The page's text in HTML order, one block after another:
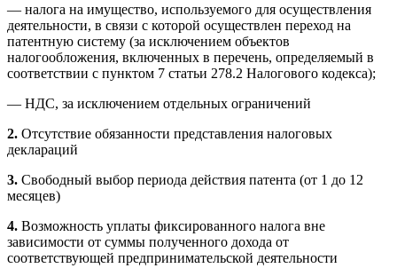
— налога на имущество, используемого для осуществления
деятельности, в связи с которой осуществлен переход на
патентную систему (за исключением объектов
налогообложения, включенных в перечень, определяемый в
соответствии с пунктом 7 статьи 278.2 Налогового кодекса);
— НДС, за исключением отдельных ограничений
2. Отсутствие обязанности представления налоговых
деклараций
3. Свободный выбор периода действия патента (от 1 до 12
месяцев)
4. Возможность уплаты фиксированного налога вне
зависимости от суммы полученного дохода от
соответствующей предпринимательской деятельности